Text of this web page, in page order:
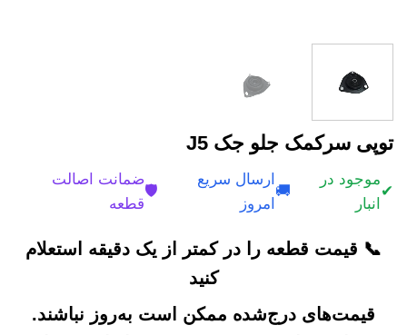
توپی سرکمک جلو جک J5
✔
موجود در
انبار
🚚
ارسال سریع
امروز
🛡️
ضمانت اصالت
قطعه
📞 قیمت قطعه را در کمتر از یک دقیقه استعلام
کنید
قیمت‌های درج‌شده ممکن است به‌روز نباشند.